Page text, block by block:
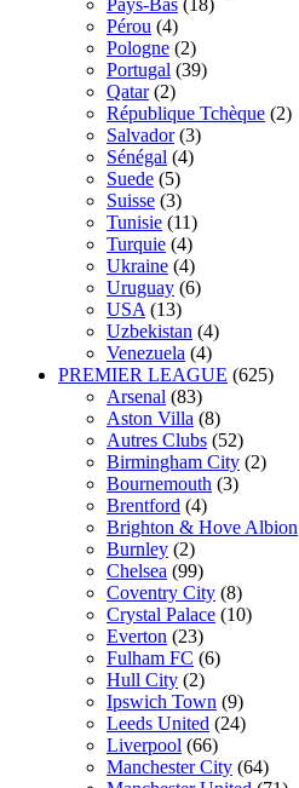
Pays-Bas (18)
Pérou (4)
Pologne (2)
Portugal (39)
Qatar (2)
République Tchèque (2)
Salvador (3)
Sénégal (4)
Suede (5)
Suisse (3)
Tunisie (11)
Turquie (4)
Ukraine (4)
Uruguay (6)
USA (13)
Uzbekistan (4)
Venezuela (4)
PREMIER LEAGUE (625)
Arsenal (83)
Aston Villa (8)
Autres Clubs (52)
Birmingham City (2)
Bournemouth (3)
Brentford (4)
Brighton & Hove Albion
Burnley (2)
Chelsea (99)
Coventry City (8)
Crystal Palace (10)
Everton (23)
Fulham FC (6)
Hull City (2)
Ipswich Town (9)
Leeds United (24)
Liverpool (66)
Manchester City (64)